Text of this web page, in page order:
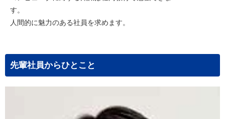
す
人間的に魅力のある社員を求めます。
先輩社員からひとこと